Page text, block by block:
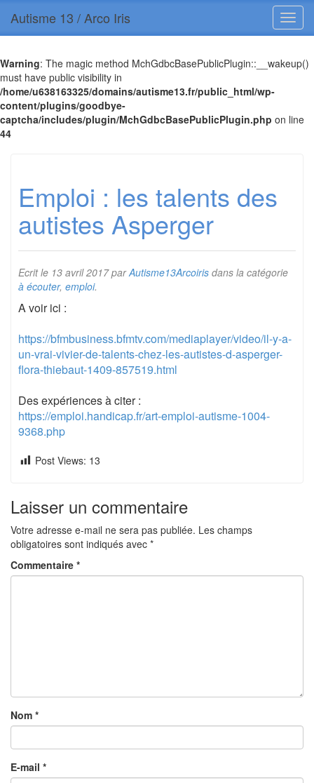
Warning: The magic method MchGdbcBasePublicPlugin::__wakeup()
must have public visibility in
/home/u638163325/domains/autisme13.fr/public_html/wp-
content/plugins/goodbye-
captcha/includes/plugin/MchGdbcBasePublicPlugin.php on line
44
Autisme 13 / Arco Iris
Emploi : les talents des
autistes Asperger
Ecrit le 13 avril 2017parAutisme13Arcoiris dans la catégorie
à écouter, emploi.
A voir ici :
https://bfmbusiness.bfmtv.com/mediaplayer/video/il-y-a-
un-vrai-vivier-de-talents-chez-les-autistes-d-asperger-
flora-thiebaut-1409-857519.html
Des expériences à citer :
https://emploi.handicap.fr/art-emploi-autisme-1004-
9368.php
Post Views: 13
Laisser un commentaire
Votre adresse e-mail ne sera pas publiée. Les champs
obligatoires sont indiqués avec *
Commentaire *
Nom *
E-mail *